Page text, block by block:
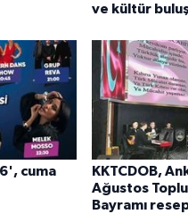
ve kültür
cuma
KKTCDOB,
Ağustos
Bayramı